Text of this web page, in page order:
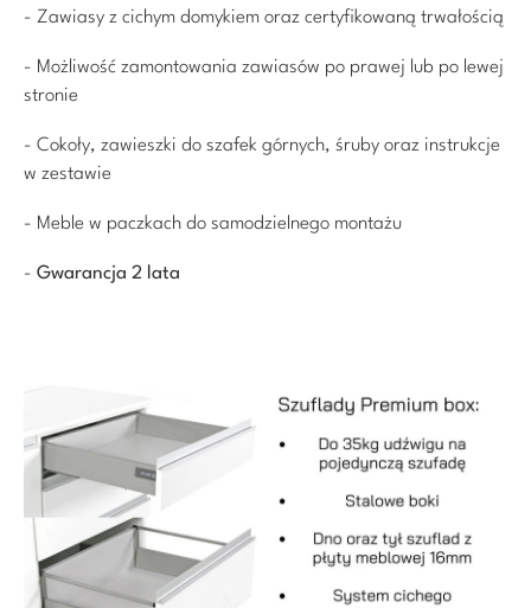
- Zawiasy z cichym domykiem oraz certyfikowaną trwałością
- Możliwość zamontowania zawiasów po prawej lub po lewej
stronie
- Cokoły, zawieszki do szafek górnych, śruby oraz instrukcje
w zestawie
- Meble w paczkach do samodzielnego montażu
- Gwarancja 2 lata